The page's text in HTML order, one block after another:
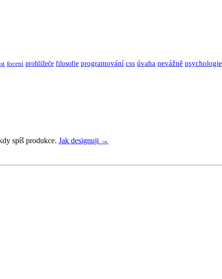
focení prohlížeče filosofie programování css úvaha nevážně psychologie
spíš produkce. Jak designuji →